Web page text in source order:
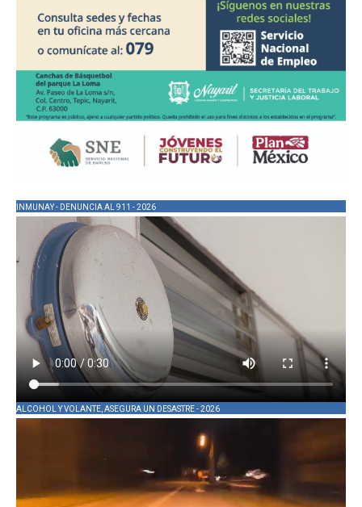
INMUNAY - DENUNCIA AL 911 - 2026
ALCOHOL Y VOLANTE, ASEGURA UN DESASTRE - 2026